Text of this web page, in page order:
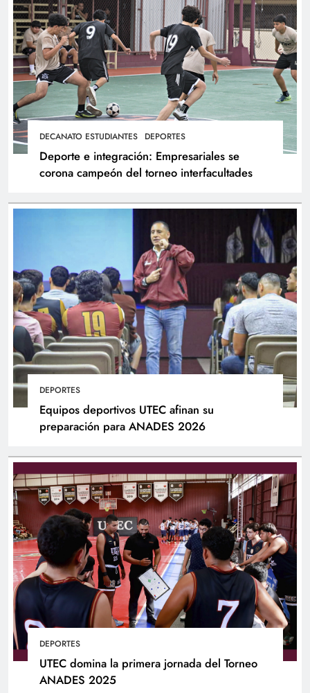
DECANATO ESTUDIANTES DEPORTES
Deporte e integración: Empresariales se
corona campeón del torneo interfacultades
DEPORTES
Equipos deportivos UTEC afinan su
preparación para ANADES 2026
DEPORTES
UTEC domina la primera jornada del Torneo
ANADES 2025